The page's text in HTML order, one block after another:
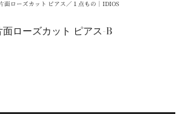
面ローズカット ピアス／１点もの｜IDIOS
ローズカット ピアス-B